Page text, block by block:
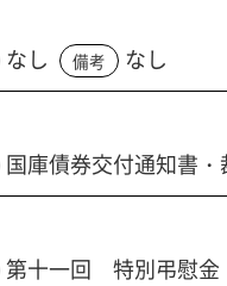
なし 備考
なし
国庫債券交付通知書
第十一回 特別弔慰金